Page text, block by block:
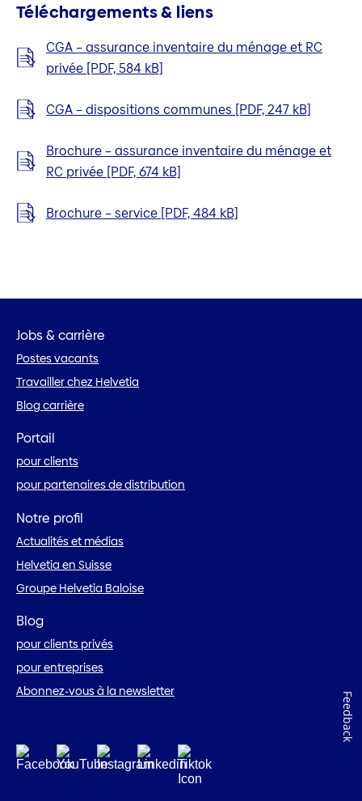
Téléchargements & liens
CGA – assurance inventaire du ménage et RC
privée [PDF, 584 kB]
CGA – dispositions communes [PDF, 247 kB]
Brochure – assurance inventaire du ménage et
RC privée [PDF, 674 kB]
Brochure – service [PDF, 484 kB]
Jobs & carrière
Postes vacants
Travailler chez Helvetia
Blog carrière
Portail
pour clients
pour partenaires de distribution
Notre profil
Actualités et médias
Helvetia en Suisse
Groupe Helvetia Baloise
Blog
pour clients privés
pour entreprises
Abonnez-vous à la newsletter
Feedback